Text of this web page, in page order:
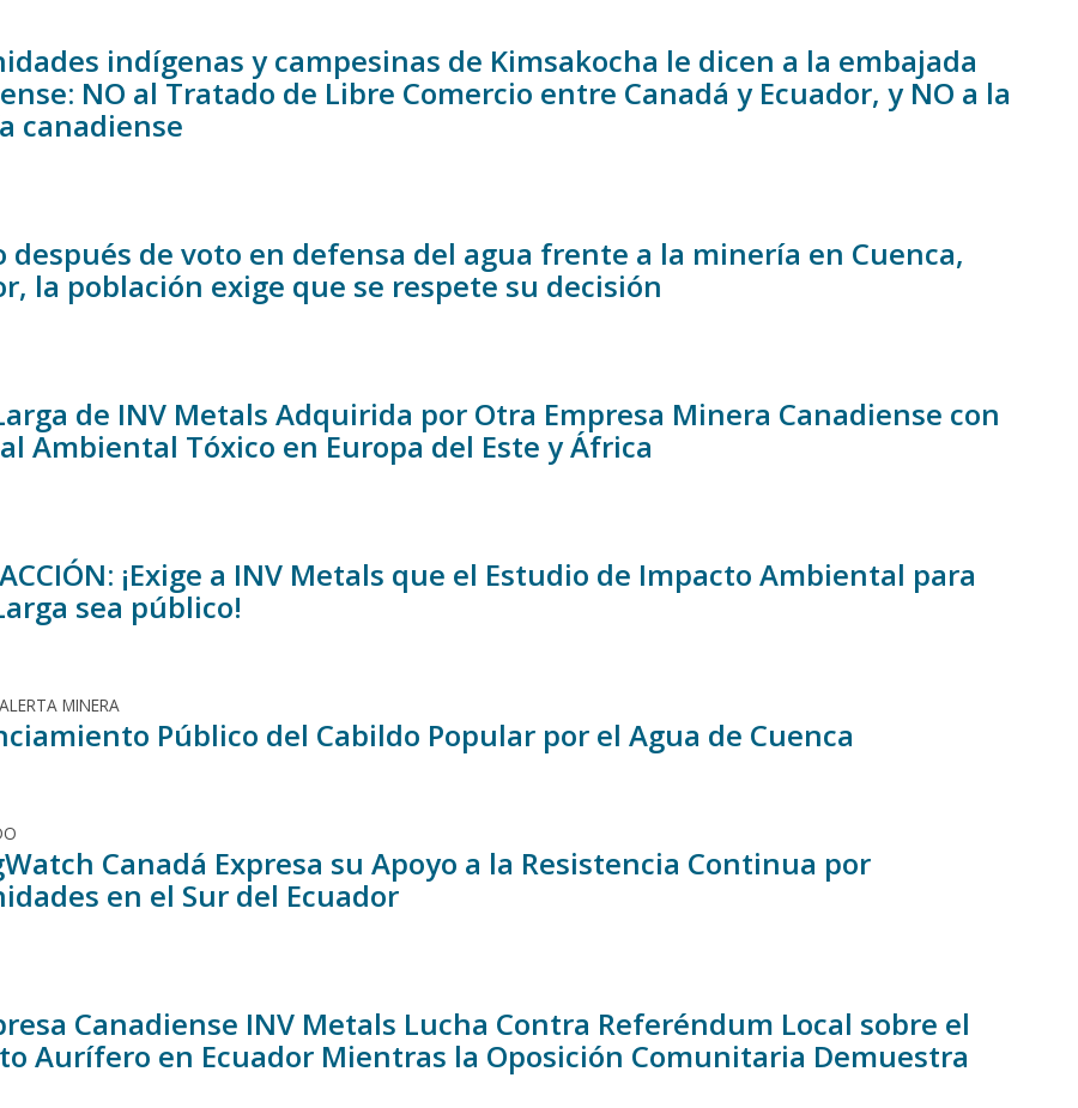
indígenas y campesinas de Kimsakocha le dicen a la embajada
NO al Tratado de Libre Comercio entre Canadá y Ecuador, y NO a la
canadiense
después de voto en defensa del agua frente a la minería en Cuenca,
la población exige que se respete su decisión
de INV Metals Adquirida por Otra Empresa Minera Canadiense con
Ambiental Tóxico en Europa del Este y África
¡Exige a INV Metals que el Estudio de Impacto Ambiental para
sea público!
MINERA
Público del Cabildo Popular por el Agua de Cuenca
Canadá Expresa su Apoyo a la Resistencia Continua por
en el Sur del Ecuador
Canadiense INV Metals Lucha Contra Referéndum Local sobre el
Aurífero en Ecuador Mientras la Oposición Comunitaria Demuestra